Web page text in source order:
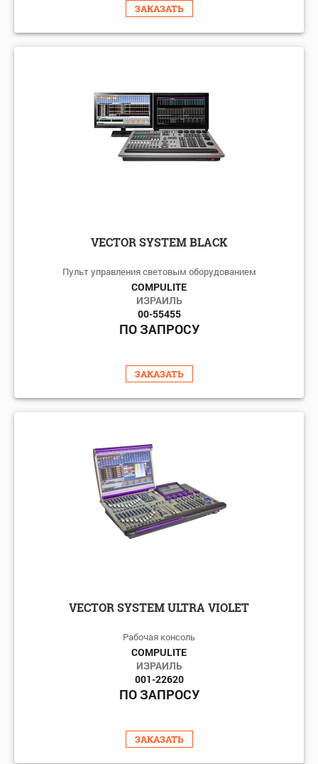
ЗАКАЗАТЬ
VECTOR SYSTEM BLACK
Пульт управления световым оборудованием
COMPULITE
ИЗРАИЛЬ
00-55455
ПО ЗАПРОСУ
ЗАКАЗАТЬ
VECTOR SYSTEM ULTRA VIOLET
Рабочая консоль
COMPULITE
ИЗРАИЛЬ
001-22620
ПО ЗАПРОСУ
ЗАКАЗАТЬ